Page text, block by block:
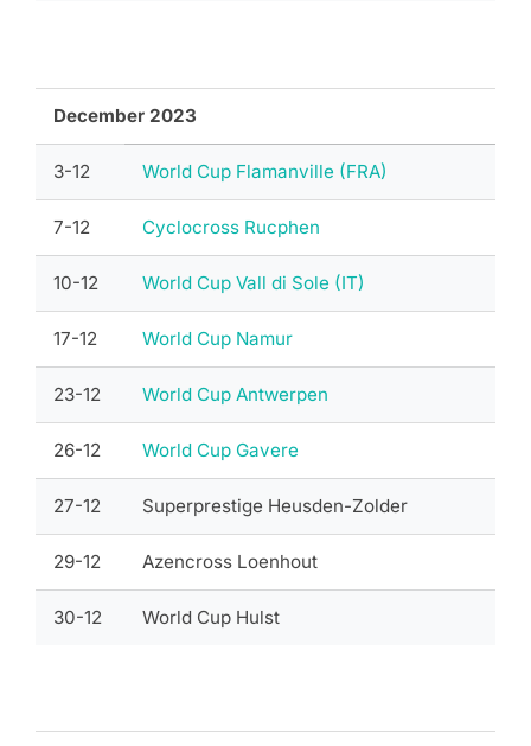
December 2023
3-12 World Cup Flamanville (FRA)
7-12 Cyclocross Rucphen
10-12 World Cup Vall di Sole (IT)
17-12 World Cup Namur
23-12 World Cup Antwerpen
26-12 World Cup Gavere
27-12 Superprestige Heusden-Zolder
29-12 Azencross Loenhout
30-12 World Cup Hulst